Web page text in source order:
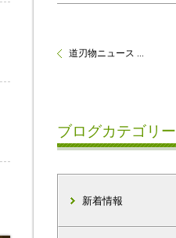
道刃物ニュース ...
ブログカテゴリー
新着情報